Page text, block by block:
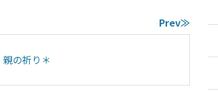
Prev≫
親の祈り＊